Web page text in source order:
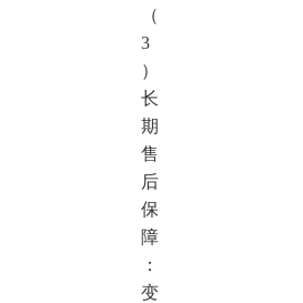
（
3
）
长
期
售
后
保
障
：
变